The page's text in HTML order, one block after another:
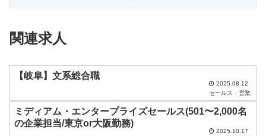
フ
ー
空
の
関連求人
【岐阜】文系総合職
2025.08.12
セールス・営業
ミディアム・エンタープライズセールス(501〜2,000名
の企業担当/東京or大阪勤務)
2025.10.17